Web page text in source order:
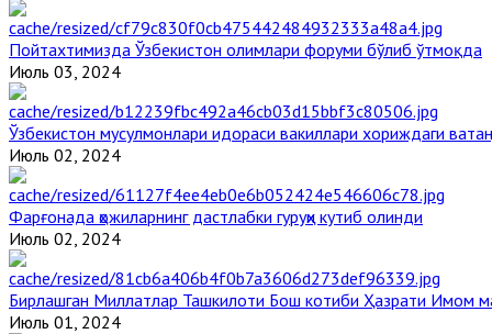
Пойтахтимизда Ўзбекистон олимлари форуми бўлиб ўтмоқда
Июль 03, 2024
Ўзбекистон мусулмонлари идораси вакиллари хориждаги
Июль 02, 2024
Фарғонада ҳожиларнинг дастлабки гуруҳи кутиб олинди
Июль 02, 2024
Бирлашган Миллатлар Ташкилоти Бош котиби Ҳазрати Имом
Июль 01, 2024